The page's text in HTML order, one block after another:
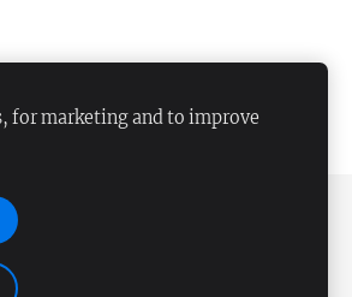
for marketing and to improve